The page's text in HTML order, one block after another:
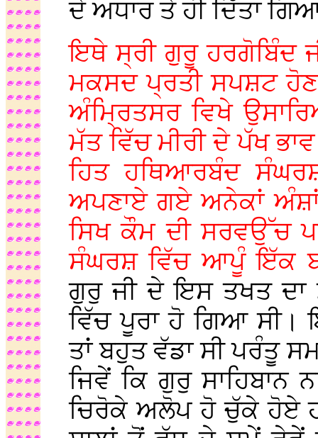
ਦੇ ਅਧਾਰ ਤੇ ਹੀ ਦਿੱਤਾ
ਇਥੇ ਸ੍ਰੀ ਗੁਰੂ ਹਰਗੋਬਿੰਦ
ਮਕਸਦ ਪ੍ਰਤੀ ਸਪਸ਼ਟ
ਅੰਮ੍ਰਿਤਸਰ ਵਿਖੇ
ਮੱਤ ਵਿੱਚ ਮੀਰੀ ਦੇ ਪੱਖ
ਹਿਤ ਹਥਿਆਰਬੰਦ
ਅਪਣਾਏ ਗਏ ਅਨੇਕਾਂ
ਸਿਖ ਕੌਮ ਦੀ ਸਰਵਉੱਚ
ਸੰਘਰਸ਼ ਵਿੱਚ ਆਪੂੰ ਇੱਕ
ਗੁਰੁ ਜੀ ਦੇ ਇਸ ਤਖਤ
ਵਿੱਚ ਪੂਰਾ ਹੋ ਗਿਆ ਸੀ।
ਤਾਂ ਬਹੁਤ ਵੱਡਾ ਸੀ ਪਰੰਤੂ
ਜਿਵੇਂ ਕਿ ਗੁਰੁ ਸਾਹਿਬਾਨ
ਚਿਰੋਕੇ ਅਲੋਪ ਹੋ ਚੁੱਕੇ ਹੋਏ